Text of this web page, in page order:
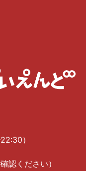
）
認ください）